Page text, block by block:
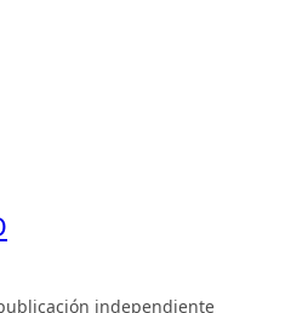
independiente